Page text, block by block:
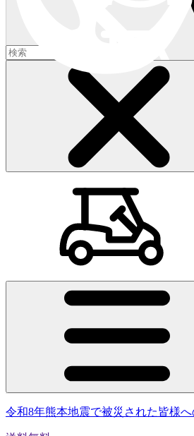
ショッピングカート 0)
令和8年熊本地震で被災された皆様